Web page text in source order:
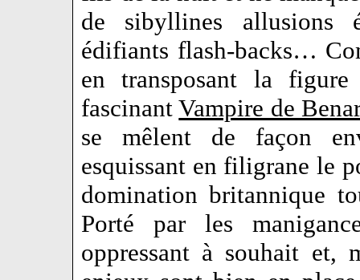
de sibyllines allusions
édifiants flash-backs…
en transposant la
fascinantVampire de
se mêlent de façon
esquissant en filigrane le
domination britannique
Porté par les
oppressant à souhait et,